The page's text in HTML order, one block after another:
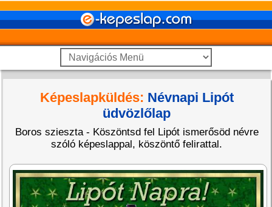
Képeslapküldés: Névnapi Lipót
üdvözlőlap
Boros szieszta - Köszöntsd fel Lipót ismerősöd névre
szóló képeslappal, köszöntő felirattal.